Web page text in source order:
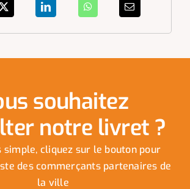
souhaitez
notre livret ?
simple, cliquez sur le bouton pour
des commerçants partenaires de
la ville